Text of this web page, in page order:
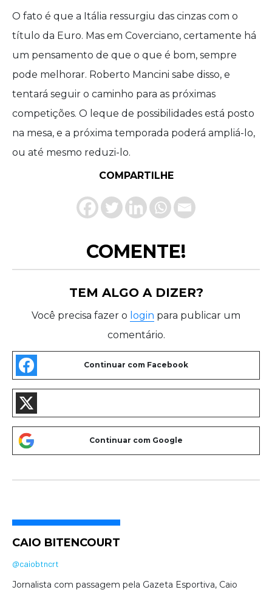
O fato é que a Itália ressurgiu das cinzas com o
título da Euro. Mas em Coverciano, certamente há
um pensamento de que o que é bom, sempre
pode melhorar. Roberto Mancini sabe disso, e
tentará seguir o caminho para as próximas
competições. O leque de possibilidades está posto
na mesa, e a próxima temporada poderá ampliá-lo,
ou até mesmo reduzi-lo.
COMPARTILHE
COMENTE!
TEM ALGO A DIZER?
Você precisa fazer o login para publicar um
comentário.
CAIO BITENCOURT
@caiobtncrt
Jornalista com passagem pela Gazeta Esportiva, Caio